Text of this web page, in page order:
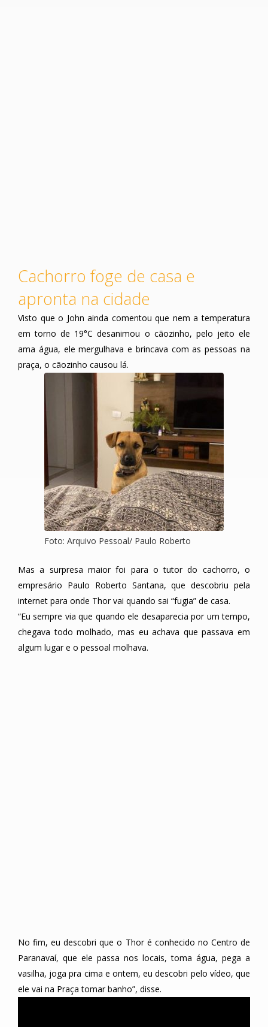
Cachorro foge de casa e
apronta na cidade
Visto que o John ainda comentou que nem a temperatura
em torno de 19°C desanimou o cãozinho, pelo jeito ele
ama água, ele mergulhava e brincava com as pessoas na
praça, o cãozinho causou lá.
Foto: Arquivo Pessoal/ Paulo Roberto
Mas a surpresa maior foi para o tutor do cachorro, o
empresário Paulo Roberto Santana, que descobriu pela
internet para onde Thor vai quando sai “fugia” de casa.
“Eu sempre via que quando ele desaparecia por um tempo,
chegava todo molhado, mas eu achava que passava em
algum lugar e o pessoal molhava.
No fim, eu descobri que o Thor é conhecido no Centro de
Paranavaí, que ele passa nos locais, toma água, pega a
vasilha, joga pra cima e ontem, eu descobri pelo vídeo, que
ele vai na Praça tomar banho”, disse.